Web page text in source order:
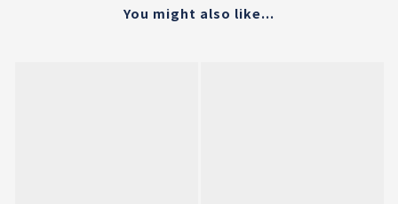
You might also like...